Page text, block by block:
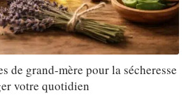
de grand-mère pour la sécheresse
votre quotidien